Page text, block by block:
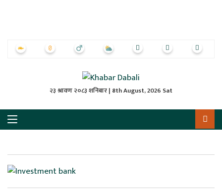
२३ श्रावण २०८३ शनिबार | 8th August, 2026 Sat